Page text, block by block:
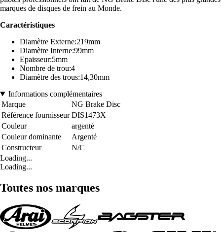
marques de disques de frein au Monde.
Caractéristiques
Diamètre Externe:219mm
Diamètre Interne:99mm
Epaisseur:5mm
Nombre de trou:4
Diamètre des trous:14,30mm
Informations complémentaires
Marque
NG Brake Disc
Référence fournisseur DIS1473X
Couleur
argenté
Couleur dominante
Argenté
Constructeur
N/C
Loading...
Loading...
Toutes nos marques